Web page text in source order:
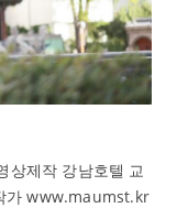
상제작 강남호텔 교
가 www.maumst.kr